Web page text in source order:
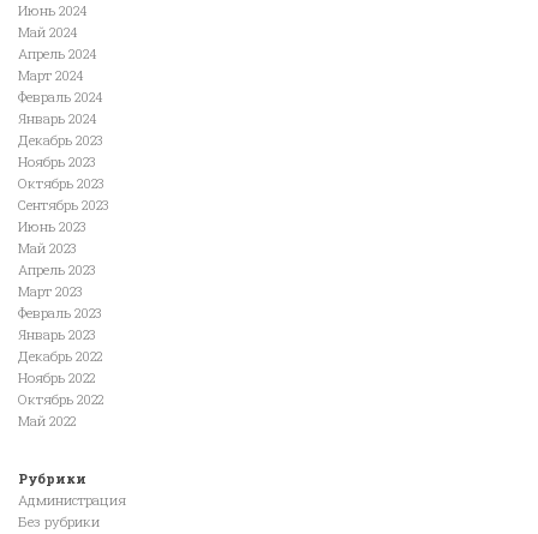
Июнь 2024
Май 2024
Апрель 2024
Март 2024
Февраль 2024
Январь 2024
Декабрь 2023
Ноябрь 2023
Октябрь 2023
Сентябрь 2023
Июнь 2023
Май 2023
Апрель 2023
Март 2023
Февраль 2023
Январь 2023
Декабрь 2022
Ноябрь 2022
Октябрь 2022
Май 2022
Рубрики
Администрация
Без рубрики